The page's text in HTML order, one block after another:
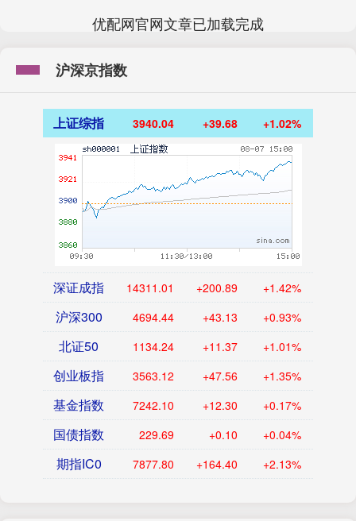
优配网官网文章已加载完成
沪深京指数
上证综指 3940.04 +39.68 +1.02%
深证成指 14311.01 +200.89 +1.42%
沪深300 4694.44 +43.13 +0.93%
北证50 1134.24 +11.37 +1.01%
创业板指 3563.12 +47.56 +1.35%
基金指数 7242.10 +12.30 +0.17%
国债指数 229.69 +0.10 +0.04%
期指IC0 7877.80 +164.40 +2.13%